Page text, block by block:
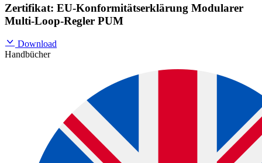
Zertifikat: EU-Konformitätserklärung Modularer
Multi-Loop-Regler PUM
Download
Handbücher